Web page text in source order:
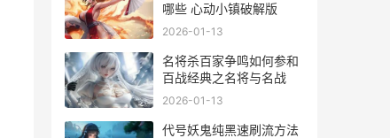
哪些 心动小镇破解版
2026-01-13
名将杀百家争鸣如何参和
百战经典之名将与名战
2026-01-13
代号妖鬼纯黑速刷流方法